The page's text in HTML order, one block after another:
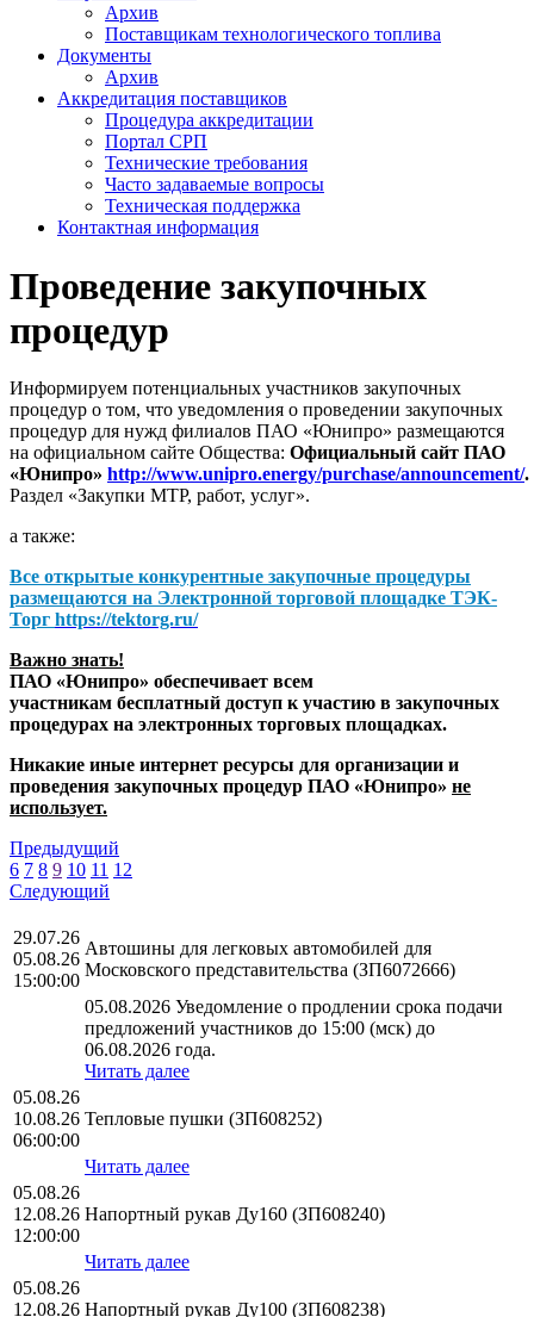
Архив
Поставщикам технологического топлива
Документы
Архив
Аккредитация поставщиков
Процедура аккредитации
Портал СРП
Технические требования
Часто задаваемые вопросы
Техническая поддержка
Контактная информация
Проведение закупочных
процедур
Информируем потенциальных участников закупочных
процедур о том, что уведомления о проведении закупочных
процедур для нужд филиалов ПАО «Юнипро» размещаются
на официальном сайте Общества: Официальный сайт ПАО
«Юнипро» http://www.unipro.energy/purchase/announcement/.
Раздел «Закупки МТР, работ, услуг».
а также:
Все открытые конкурентные закупочные процедуры
размещаются на Электронной торговой площадке ТЭК-
Торг https://tektorg.ru/
Важно знать!
ПАО «Юнипро» обеспечивает всем
участникам бесплатный доступ к участию в закупочных
процедурах на электронных торговых площадках.
Никакие иные интернет ресурсы для организации и
проведения закупочных процедур ПАО «Юнипро» не
использует.
Предыдущий
6 7 8 9 10 11 12
Следующий
29.07.26
05.08.26
15:00:00
Автошины для легковых автомобилей для
Московского представительства (ЗП6072666)
05.08.2026 Уведомление о продлении срока подачи
предложений участников до 15:00 (мск) до
06.08.2026 года.
Читать далее
05.08.26
10.08.26
06:00:00
Тепловые пушки (ЗП608252)
Читать далее
05.08.26
12.08.26
12:00:00
Напортный рукав Ду160 (ЗП608240)
Читать далее
05.08.26
12.08.26 Напортный рукав Ду100 (ЗП608238)